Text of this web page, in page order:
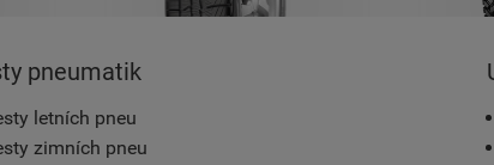
pneumatik
letních pneu
zimních pneu